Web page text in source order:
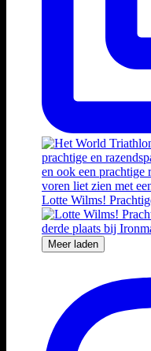
Lotte Wilms!
Meer laden